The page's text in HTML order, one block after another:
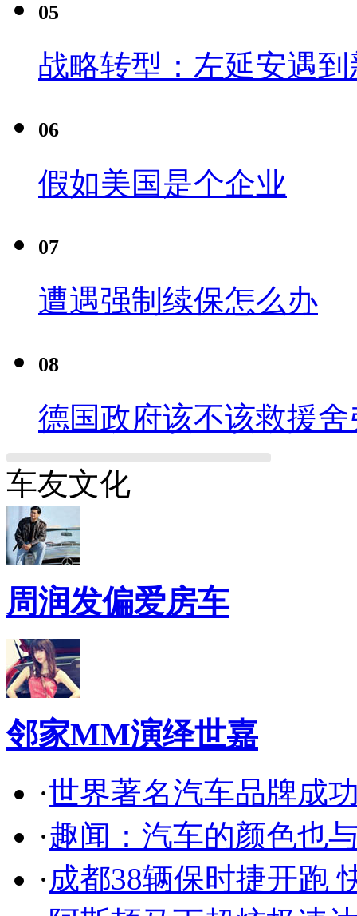
05
战略转型：左延安遇
06
假如美国是个企业
07
遭遇强制续保怎么办
08
德国政府该不该救援舍
车友文化
周润发偏爱房车
邻家MM演绎世嘉
·世界著名汽车品牌成
·趣闻：汽车的颜色也
·成都38辆保时捷开跑